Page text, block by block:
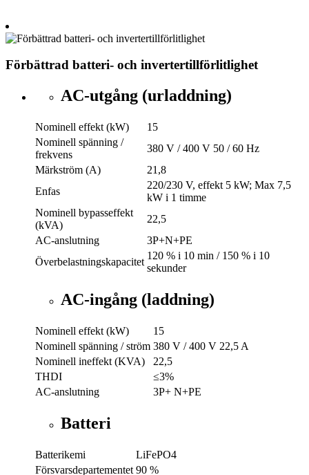
Förbättrad batteri- och invertertillförlitlighet
AC-utgång (urladdning)
Nominell effekt (kW)
15
Nominell spänning /
frekvens
380 V / 400 V 50 / 60 Hz
Märkström (A)
21,8
Enfas
220/230 V, effekt 5 kW; Max 7,5
kW i 1 timme
Nominell bypasseffekt
(kVA)
22,5
AC-anslutning
3P+N+PE
Överbelastningskapacitet
120 % i 10 min / 150 % i 10
sekunder
AC-ingång (laddning)
Nominell effekt (kW)
15
Nominell spänning / ström 380 V / 400 V 22,5 A
Nominell ineffekt (KVA)
22,5
THDI
≤3%
AC-anslutning
3P+ N+PE
Batteri
Batterikemi
LiFePO4
Försvarsdepartementet 90 %